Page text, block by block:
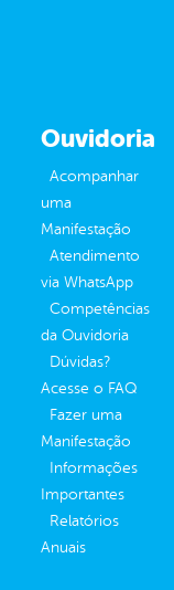
Ouvidoria
Acompanhar
uma
Manifestação
Atendimento
via WhatsApp
Competências
da Ouvidoria
Dúvidas?
Acesse o FAQ
Fazer uma
Manifestação
Informações
Importantes
Relatórios
Anuais